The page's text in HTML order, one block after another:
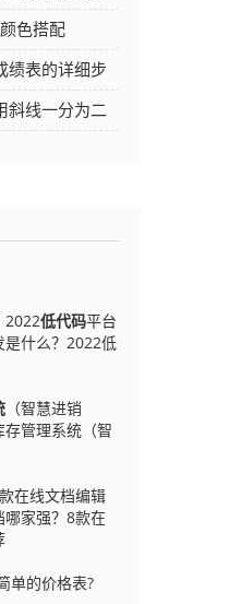
色搭配
绩表的详细步
斜线一分为二
2022低代码平台
什么？2022低
（智慧进销
管理系统（智
在线文档编辑
家强？8款在
单的价格表?